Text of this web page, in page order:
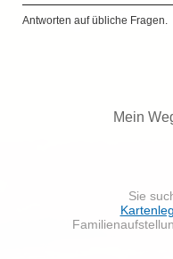
Antworten auf übliche Fragen.
Mein
Sie